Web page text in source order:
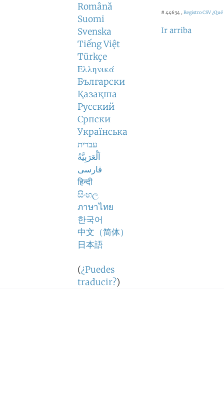
Română
Suomi
Svenska
Tiếng Việt
Türkçe
Ελληνικά
Български
Қазақша
Русский
Српски
Українська
עברית
اَلْعَرَبِيَّةُ
فارسی
हिन्दी
සිංහල
ภาษาไทย
한국어
中文（简体）
日本語
(¿Puedes
traducir?)
# 44634 , Registro CSV
Ir arriba